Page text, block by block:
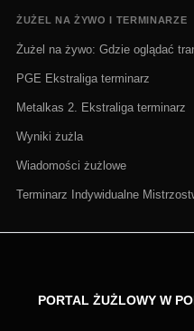
ŻUŻEL NA ŻYWO I TERMINARZE
Żużel na żywo: Gdzie oglądać
PGE Ekstraliga terminarz
Metalkas 2. Ekstraliga terminarz
Wyniki żużla
Wiadomości żużlowe
Terminarz Indywidualne
PORTAL ŻUŻLOWY W